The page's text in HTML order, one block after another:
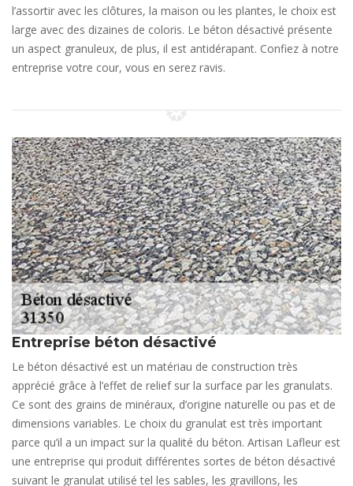
l’assortir avec les clôtures, la maison ou les plantes, le choix est
large avec des dizaines de coloris. Le béton désactivé présente
un aspect granuleux, de plus, il est antidérapant. Confiez à notre
entreprise votre cour, vous en serez ravis.
Entreprise béton désactivé
Le béton désactivé est un matériau de construction très
apprécié grâce à l’effet de relief sur la surface par les granulats.
Ce sont des grains de minéraux, d’origine naturelle ou pas et de
dimensions variables. Le choix du granulat est très important
parce qu’il a un impact sur la qualité du béton. Artisan Lafleur est
une entreprise qui produit différentes sortes de béton désactivé
suivant le granulat utilisé tel les sables, les gravillons, les